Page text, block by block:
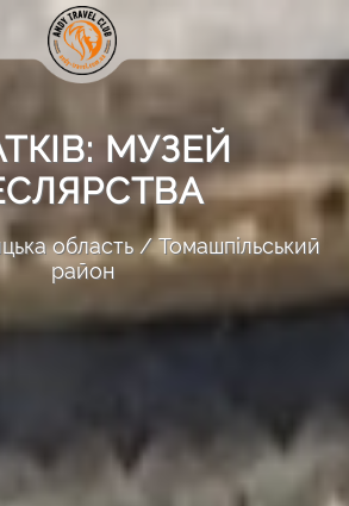
МУЗЕЙ
область
Томашпільський
район